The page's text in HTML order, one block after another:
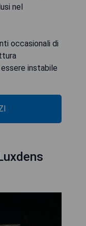
nel
occasionali di
instabile